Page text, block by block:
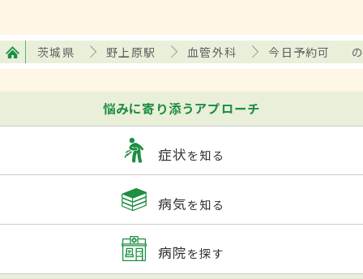
茨城県 野上原駅 血管外科 今日予約可
悩みに寄り添うアプローチ
症状を知る
病気を知る
病院を探す